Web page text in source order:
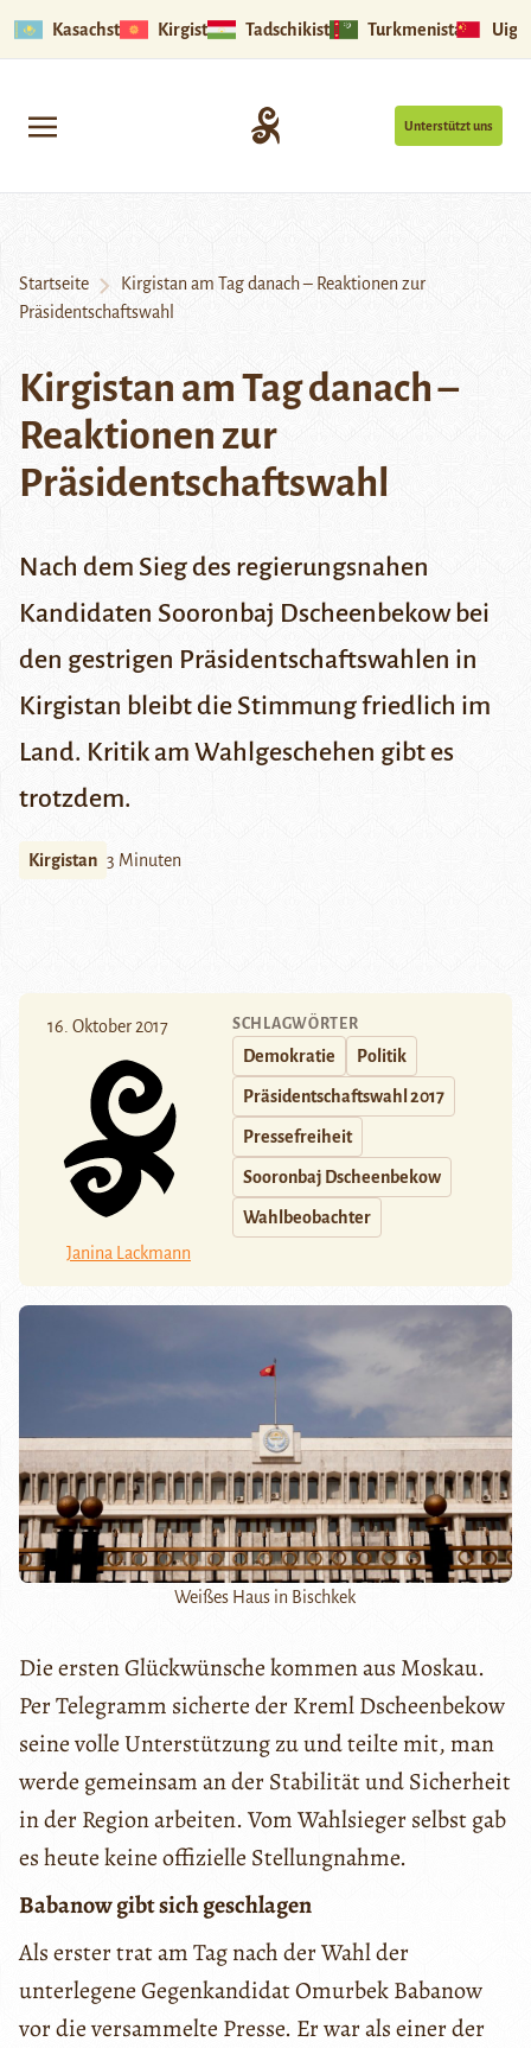
Kasachstan Kirgistan Tadschikistan Turkmenistan
Unterstützt uns
Startseite
Kirgistan am Tag danach – Reaktionen zur
Präsidentschaftswahl
Kirgistan am Tag danach –
Reaktionen zur
Präsidentschaftswahl
Nach dem Sieg des regierungsnahen
Kandidaten Sooronbaj Dscheenbekow bei
den gestrigen Präsidentschaftswahlen in
Kirgistan bleibt die Stimmung friedlich im
Land. Kritik am Wahlgeschehen gibt es
trotzdem.
Kirgistan 3 Minuten
16. Oktober 2017
Janina Lackmann
SCHLAGWÖRTER
Demokratie Politik
Präsidentschaftswahl 2017
Pressefreiheit
Sooronbaj Dscheenbekow
Wahlbeobachter
Weißes Haus in Bischkek
Die ersten Glückwünsche kommen aus Moskau.
Per Telegramm sicherte der Kreml Dscheenbekow
seine volle Unterstützung zu und teilte mit, man
werde gemeinsam an der Stabilität und Sicherheit
in der Region arbeiten. Vom Wahlsieger selbst gab
es heute keine offizielle Stellungnahme.
Babanow gibt sich geschlagen
Als erster trat am Tag nach der Wahl der
unterlegene Gegenkandidat Omurbek Babanow
vor die versammelte Presse. Er war als einer der